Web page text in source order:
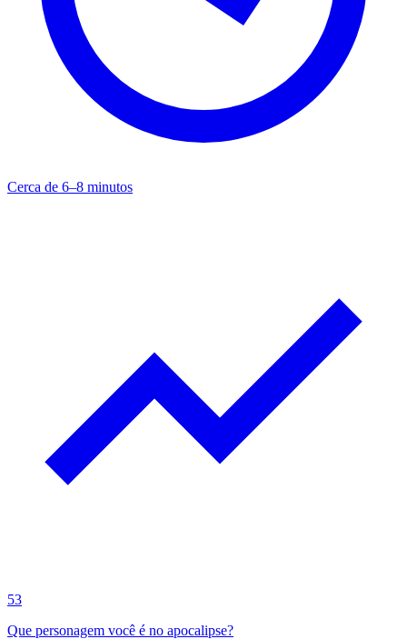
Cerca de 6–8 minutos
53
Que personagem você é no apocalipse?